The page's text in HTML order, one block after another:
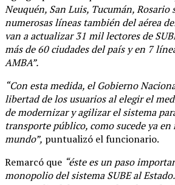
Neuquén, San Luis, Tucumán, Rosario
numerosas líneas también del aérea
van a actualizar 31 mil lectores de
más de 60 ciudades del país y en 7
AMBA”.
“Con esta medida, el Gobierno
libertad de los usuarios al elegir el
de modernizar y agilizar el sistema
transporte público, como sucede ya en
mundo”, puntualizó el funcionario.
Remarcó que “éste es un paso
monopolio del sistema SUBE al